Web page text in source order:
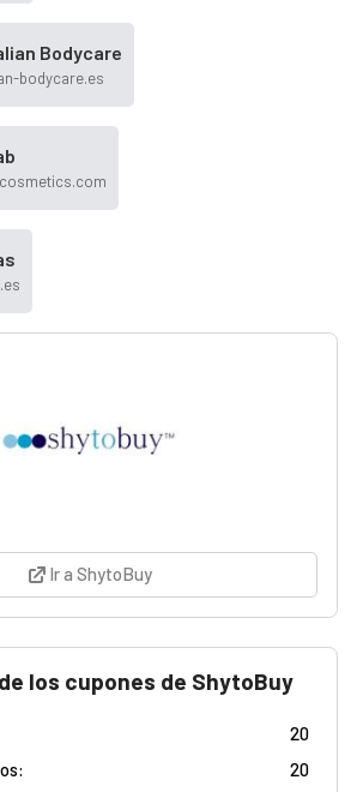
Bodycare
bodycare.es
Ir a ShytoBuy
los cupones de ShytoBuy
20
20